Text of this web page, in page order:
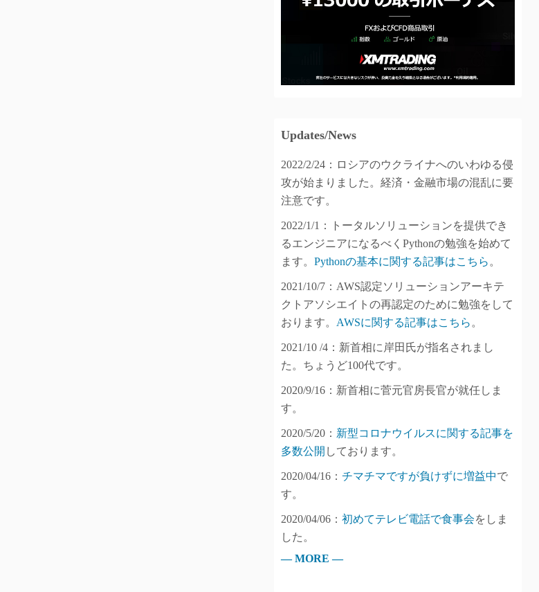
Updates/News
2022/2/24：ロシアのウクライナへのいわゆる侵
攻が始まりました。経済・金融市場の混乱に要
注意です。
2022/1/1：トータルソリューションを提供でき
るエンジニアになるべくPythonの勉強を始めて
ます。 Pythonの基本に関する記事はこちら。
2021/10/7：AWS認定ソリューションアーキテ
クトアソシエイトの再認定のために勉強をして
おります。 AWSに関する記事はこちら。
2021/10 /4：新首相に岸田氏が指名されまし
た。ちょうど100代です。
2020/9/16：新首相に菅元官房長官が就任しま
す。
2020/5/20： 新型コロナウイルスに関する記事を
多数公開 しております。
2020/04/16： チマチマですが負けずに増益中で
す。
2020/04/06： 初めてテレビ電話で食事会をしま
した。
— MORE —